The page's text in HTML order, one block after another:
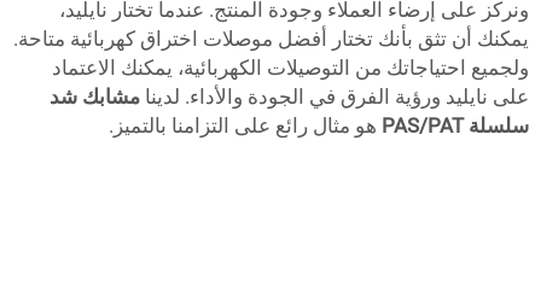
ونركز على إرضاء العملاء وجودة المنتج. عندما تختار نايليد،
يمكنك أن تثق بأنك تختار أفضل موصلات اختراق كهربائية متاحة.
ولجميع احتياجاتك من التوصيلات الكهربائية، يمكنك الاعتماد
على نايليد ورؤية الفرق في الجودة والأداء. لدينا مشابك شد
سلسلة PAS/PAT
هو مثال رائع على التزامنا بالتميز.